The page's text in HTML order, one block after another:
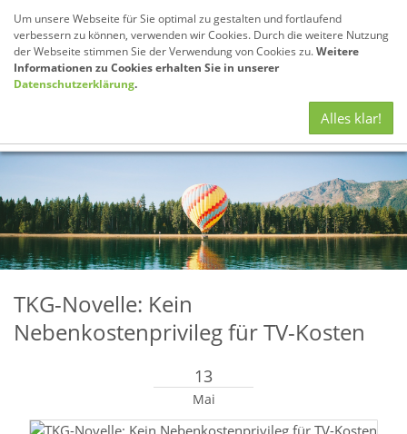
TKG-Novelle: Kein
Nebenkostenprivileg für TV-Kosten
13
Mai
Um unsere Webseite für Sie optimal zu gestalten und fortlaufend
verbessern zu können, verwenden wir Cookies. Durch die weitere Nutzung
der Webseite stimmen Sie der Verwendung von Cookies zu.Weitere
Informationen zu Cookies erhalten Sie in unserer
Datenschutzerklärung.
Alles klar!